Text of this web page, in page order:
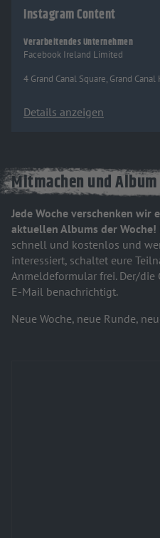
Instagram Content
Verarbeitendes Unternehmen
Facebook Ireland Limited
4 Grand Canal Square, Grand
Details anzeigen
Mitmachen und
Jede Woche verschenken wir
aktuellen Albums der Woche!
schnell und kostenlos und
interessiert, schaltet eure
Anmeldeformular frei. Der/
E-Mail benachrichtigt.
Neue Woche, neue Runde,